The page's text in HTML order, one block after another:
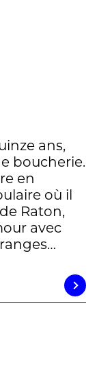
ans,
boucherie.
en
où il
Raton,
avec